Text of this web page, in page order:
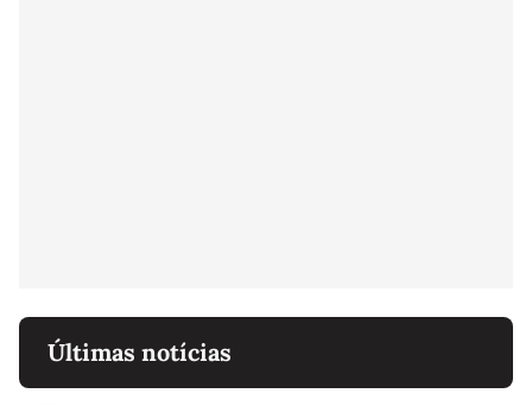
Últimas notícias